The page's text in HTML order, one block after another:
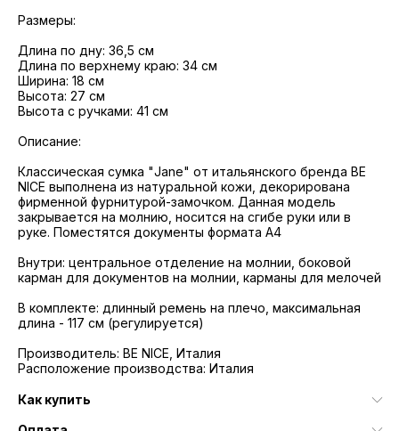
Размеры:
Длина по дну: 36,5 см
Длина по верхнему краю: 34 см
Ширина: 18 см
Высота: 27 см
Высота с ручками: 41 см
Описание:
Классическая сумка "Jane" от итальянского бренда BE
NICE выполнена из натуральной кожи, декорирована
фирменной фурнитурой-замочком. Данная модель
закрывается на молнию, носится на сгибе руки или в
руке. Поместятся документы формата А4
Внутри: центральное отделение на молнии, боковой
карман для документов на молнии, карманы для мелочей
В комплекте: длинный ремень на плечо, максимальная
длина - 117 см (регулируется)
Производитель: BE NICE, Италия
Расположение производства: Италия
Как купить